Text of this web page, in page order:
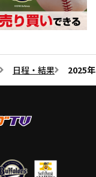
日程・結果 2025